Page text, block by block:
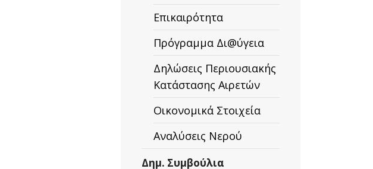
Επικαιρότητα
Πρόγραμμα Δι@ύγεια
Δηλώσεις Περιουσιακής
Κατάστασης Αιρετών
Οικονομικά Στοιχεία
Αναλύσεις Νερού
Δημ. Συμβούλια